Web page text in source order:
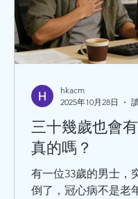
三十幾歲也會
真的嗎？
有一位33歲的男士，
倒了，冠心病不是老
hkacm
2025年10月28日